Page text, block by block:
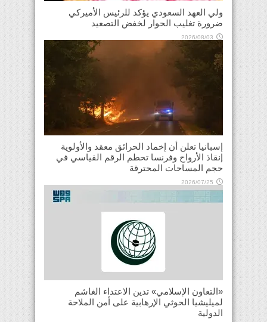
ولي العهد السعودي يؤكد للرئيس الأميركي
ضرورة تغليب الحوار لخفض التصعيد
2026/08/03
إسبانيا تعلن أن إخماد الحرائق معقد والأولوية
إنقاذ الأرواح وفرنسا تحطم الرقم القياسي في
حجم المساحات المحترقة
2026/07/25
«التعاون الإسلامي» تدين الاعتداء الغاشم
لميليشيا الحوثي الإرهابية على أمن الملاحة
الدولية